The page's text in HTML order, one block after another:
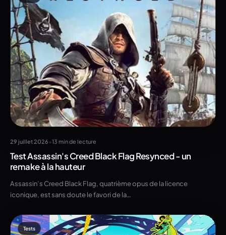
29 juillet 2026 •13 min de lecture
Test Assassin's Creed Black Flag Resynced - un
remake à la hauteur
Assassin’s Creed Black Flag, quatrième opus de la licence
iconique, est sans doute le favori de la…
Tests